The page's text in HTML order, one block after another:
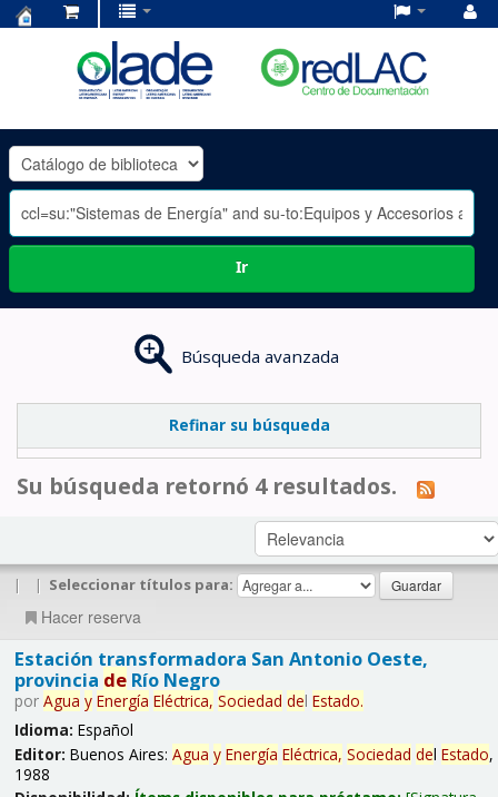
OLADE
-
Ir
Búsqueda avanzada
Refinar su búsqueda
Su búsqueda retornó 4 resultados.
| | Seleccionar títulos para:
Hacer reserva
Estación transformadora San Antonio Oeste,
provincia deRío Negro
por Agua y Energía Eléctrica, Sociedad del Estado.
Idioma: Español
Editor: Buenos Aires: Agua y Energía Eléctrica, Sociedad del Estado,
1988